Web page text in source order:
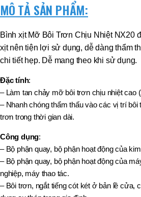
MÔ TẢ SẢN PHẨM:
Bình xịt Mỡ Bôi Trơn Chịu Nhiệt NX20
xịt nên tiện lợi sử dụng, dễ dàng thẩm
chi tiết hẹp. Dễ mang theo khi sử dụng.
Đặc tính:
– Làm tan chảy mỡ bôi trơn chịu nhiệt cao
– Nhanh chóng thẩm thấu vào các vị trí bôi
trơn trong thời gian dài.
Công dụng:
– Bộ phận quay, bộ phận hoạt động của
– Bộ phận quay, bộ phận hoạt động của
nghiệp, máy thao tác.
– Bôi trơn, ngắt tiếng cót két ở bản lề cửa,